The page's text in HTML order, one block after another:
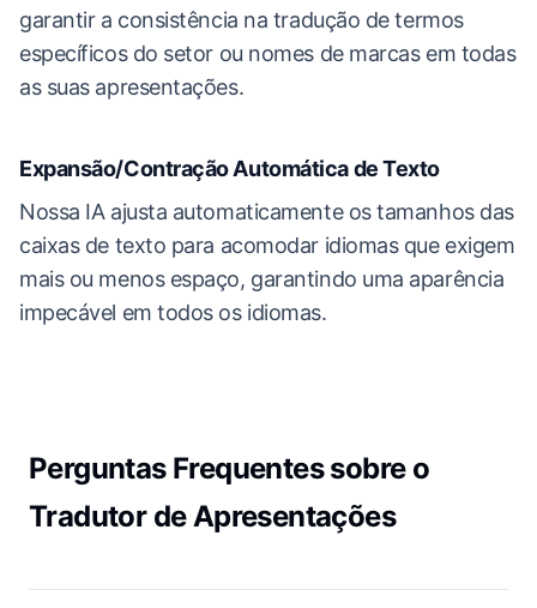
garantir a consistência na tradução de termos
específicos do setor ou nomes de marcas em todas
as suas apresentações.
Expansão/Contração Automática de Texto
Nossa IA ajusta automaticamente os tamanhos das
caixas de texto para acomodar idiomas que exigem
mais ou menos espaço, garantindo uma aparência
impecável em todos os idiomas.
Perguntas Frequentes sobre o
Tradutor de Apresentações